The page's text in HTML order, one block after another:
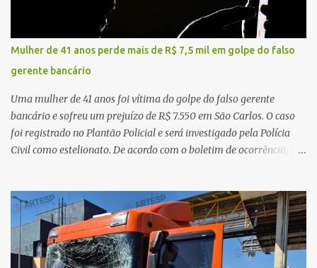
durante o acidente. O jovem sofreu ferimentos gravíssimos e
morreu ainda no local. Equipes de resgate e de atendimento da
concessionária responsável pela rodovia foram acionadas e
realizaram a sinalização da via, além de prestarem socorro à
vítima. No entanto, o óbito foi constatado ainda no local do
acidente. A Polícia Militar Rodoviária compareceu para o registro
da ocorrência...
Mulher de 41 anos perde mais de R$ 7,5 mil em golpe do falso
gerente bancário
Uma mulher de 41 anos foi vítima do golpe do falso gerente
bancário e sofreu um prejuízo de R$ 7.550 em São Carlos. O caso
foi registrado no Plantão Policial e será investigado pela Polícia
Civil como estelionato. De acordo com o boletim de ocorrência, a
suspeito alegou que seria necessário atualizar o cadastro da conta
e passou a orientar a vítima sobre os procedimentos que deveriam
ser realizados. Dias depois, o golpista enviou um documento em
PDF simulando uma comunicação oficial da instituição financeira.